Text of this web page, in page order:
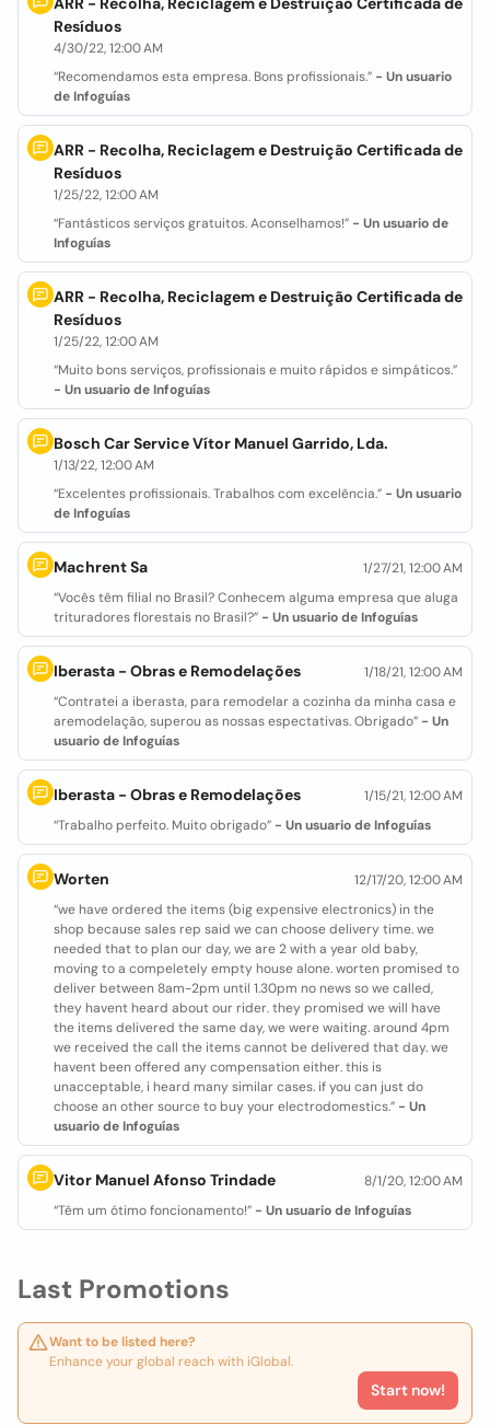
Resíduos
4/30/22, 12:00 AM
“Recomendamos esta empresa. Bons profissionais.” - Un usuario
de Infoguías
ARR - Recolha, Reciclagem e Destruição Certificada de
Resíduos
1/25/22, 12:00 AM
“Fantásticos serviços gratuitos. Aconselhamos!” - Un usuario de
Infoguías
ARR - Recolha, Reciclagem e Destruição Certificada de
Resíduos
1/25/22, 12:00 AM
“Muito bons serviços, profissionais e muito rápidos e simpáticos.”
- Un usuario de Infoguías
Bosch Car Service Vítor Manuel Garrido, Lda.
1/13/22, 12:00 AM
“Excelentes profissionais. Trabalhos com excelência.” - Un usuario
de Infoguías
Machrent Sa
1/27/21, 12:00 AM
“Vocês têm filial no Brasil? Conhecem alguma empresa que aluga
trituradores florestais no Brasil?” - Un usuario de Infoguías
Iberasta - Obras e Remodelações
1/18/21, 12:00 AM
“Contratei a iberasta, para remodelar a cozinha da minha casa e
aremodelação, superou as nossas espectativas. Obrigado” - Un
usuario de Infoguías
Iberasta - Obras e Remodelações
1/15/21, 12:00 AM
“Trabalho perfeito. Muito obrigado” - Un usuario de Infoguías
Worten
12/17/20, 12:00 AM
“we have ordered the items (big expensive electronics) in the
shop because sales rep said we can choose delivery time. we
needed that to plan our day, we are 2 with a year old baby,
moving to a compeletely empty house alone. worten promised to
deliver between 8am-2pm until 1.30pm no news so we called,
they havent heard about our rider. they promised we will have
the items delivered the same day, we were waiting. around 4pm
we received the call the items cannot be delivered that day. we
havent been offered any compensation either. this is
unacceptable, i heard many similar cases. if you can just do
choose an other source to buy your electrodomestics.” - Un
usuario de Infoguías
Vitor Manuel Afonso Trindade
8/1/20, 12:00 AM
“Têm um ótimo foncionamento!” - Un usuario de Infoguías
Last Promotions
Want to be listed here?
Enhance your global reach with iGlobal.
Start now!